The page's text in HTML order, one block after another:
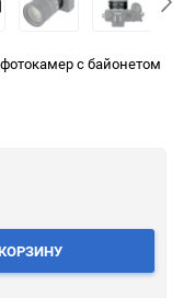
с байонетом